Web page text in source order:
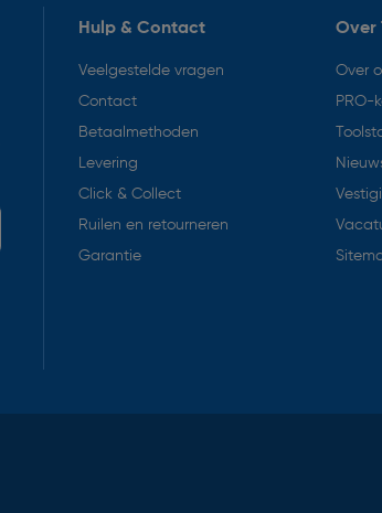
Hulp & Contact
Veelgestelde vragen
Contact
Betaalmethoden
Levering
Click & Collect
Ruilen en retourneren
Garantie
Over
Over
PRO-